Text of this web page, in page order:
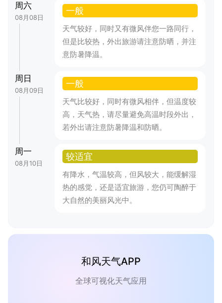
周六
08月08日
一般
天气较好，同时又有微风伴您一路同行，
但是比较热，外出旅游请注意防晒，并注
意防暑降温。
周日
08月09日
一般
天气比较好，同时有微风相伴，但温度较
高，天气热，请尽量避免高温时段外出，
若外出请注意防暑降温和防晒。
周一
08月10日
较适宜
有降水，气温较高，但风较大，能缓解湿
热的感觉，还是适宜旅游，您仍可陶醉于
大自然的美丽风光中。
和风天气APP
全球可视化天气应用